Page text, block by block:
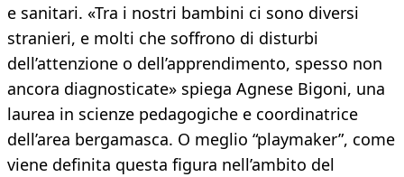
e sanitari. «Tra i nostri bambini ci sono diversi
stranieri, e molti che soffrono di disturbi
dell’attenzione o dell’apprendimento, spesso non
ancora diagnosticate» spiega Agnese Bigoni, una
laurea in scienze pedagogiche e coordinatrice
dell’area bergamasca. O meglio “playmaker”, come
viene definita questa figura nell’ambito del